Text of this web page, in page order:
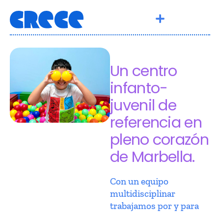
Un centro
infanto-
juvenil de
referencia en
pleno corazón
de Marbella.
Con un equipo
multidisciplinar
trabajamos por y para